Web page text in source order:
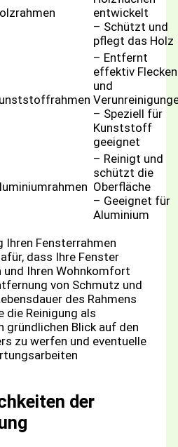
entwickelt
– Schützt und
pflegt das Holz
– Entfernt
effektiv Flecken
und
– Speziell für
Kunststoff
geeignet
– Reinigt und
schützt die
Oberfläche
– Geeignet für
Aluminium
Ihren Fensterrahmen
dass Ihre Fenster
Ihren Wohnkomfort
von Schmutz und
des Rahmens
die Reinigung als
gründlichen Blick auf den
zu werfen und eventuelle
der